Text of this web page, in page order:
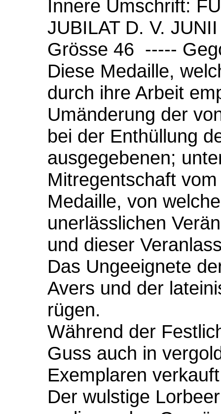
Innere Umschrift:
JUBILAT D. V.
Grösse 46 -----
Diese Medaille,
durch ihre Arbeit
Umänderung der
bei der Enthüllung
ausgegebenen;
Mitregentschaft
Medaille, von
unerlässlichen
und dieser
Das Ungeeignete
Avers und der
rügen.
Während der
Guss auch in
Exemplaren
Der wulstige